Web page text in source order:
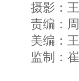
摄影：
责编：
美编：王
监制：